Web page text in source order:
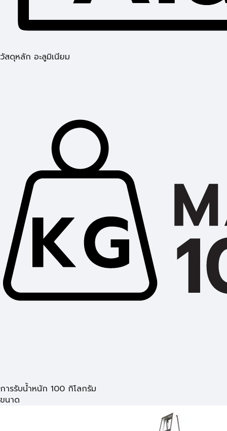
วัสดุหลัก อะลูมิเนียม
การรับน้ำหนัก 100 กิโลกรัม
ขนาด